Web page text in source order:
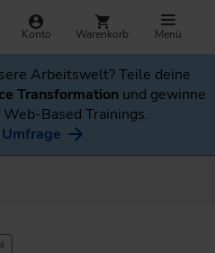
Konto Warenkorb Menü
Arbeitswelt? Teile deine
Transformation und gewinne
Based Trainings.